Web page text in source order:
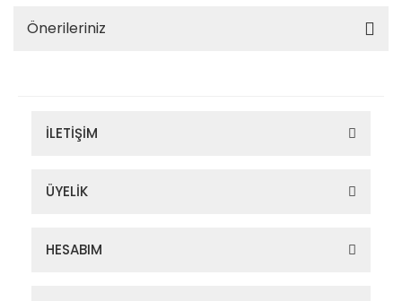
Önerileriniz
İLETİŞİM
ÜYELİK
HESABIM